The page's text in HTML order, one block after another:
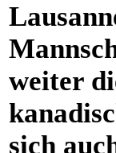
weiter
sich